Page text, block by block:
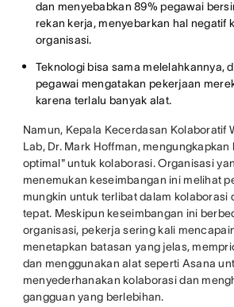
dan menyebabkan 89% pegawai
rekan kerja, menyebarkan hal negatif
organisasi.
Teknologi bisa sama melelahkannya,
pegawai mengatakan pekerjaan
karena terlalu banyak alat.
Namun, Kepala Kecerdasan Kolaboratif
Lab, Dr. Mark Hoffman, mengungkapkan
optimal" untuk kolaborasi. Organisasi
menemukan keseimbangan ini melihat
mungkin untuk terlibat dalam kolaborasi
tepat. Meskipun keseimbangan ini
organisasi, pekerja sering kali
menetapkan batasan yang jelas,
dan menggunakan alat seperti Asana
menyederhanakan kolaborasi dan
gangguan yang berlebihan.